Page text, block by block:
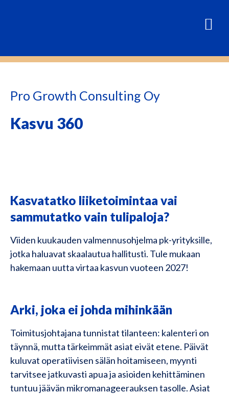
Pro Growth Consulting Oy
Kasvu 360
Kasvatatko liiketoimintaa vai
sammutatko vain tulipaloja?
Viiden kuukauden valmennusohjelma pk-yrityksille,
jotka haluavat skaalautua hallitusti. Tule mukaan
hakemaan uutta virtaa kasvun vuoteen 2027!
Arki, joka ei johda mihinkään
Toimitusjohtajana tunnistat tilanteen: kalenteri on
täynnä, mutta tärkeimmät asiat eivät etene. Päivät
kuluvat operatiivisen sälän hoitamiseen, myynti
tarvitsee jatkuvasti apua ja asioiden kehittäminen
tuntuu jäävän mikromanageerauksen tasolle. Asiat